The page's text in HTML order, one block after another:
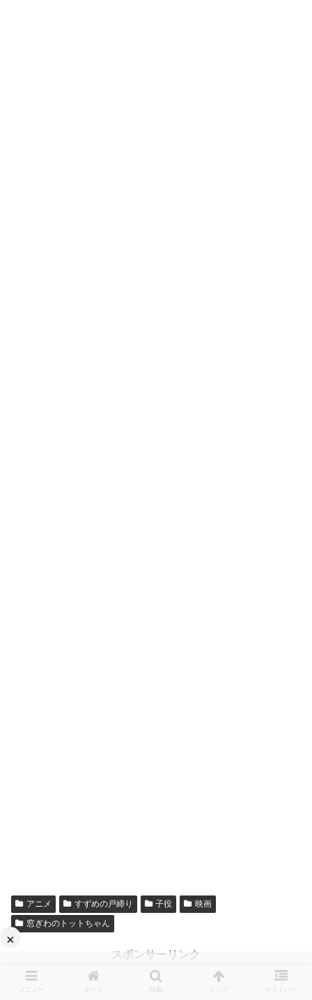
アニメ すずめの戸締り 子役
映画
窓ぎわのトットちゃん
スポンサーリンク
メニュー ホーム 検索 トップ サイドバー
×